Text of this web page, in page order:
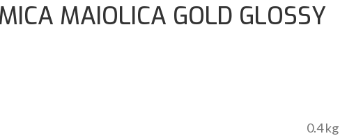
MAIOLICA GOLD GLOSSY
0.4 kg